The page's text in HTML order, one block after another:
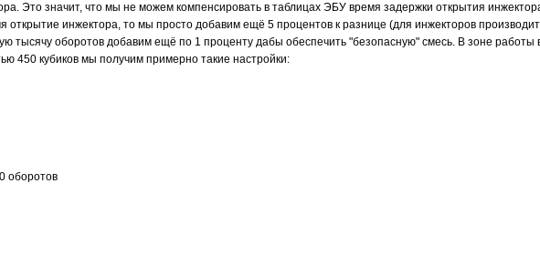
Это значит, что мы не можем компенсировать в таблицах ЭБУ время задержки открытия
открытие инжектора, то мы просто добавим ещё 5 процентов к разнице (для инжекторов
тысячу оборотов добавим ещё по 1 проценту дабы обеспечить "безопасную" смесь. В зоне работы
450 кубиков мы получим примерно такие настройки:
оборотов